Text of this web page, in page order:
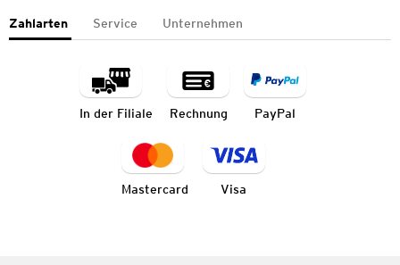
Zahlarten Service Unternehmen
In der Filiale Rechnung PayPal
Mastercard Visa